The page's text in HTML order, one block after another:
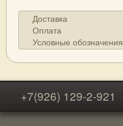
Доставка
Оплата
Условные обозначения
+7(926) 129-2-921